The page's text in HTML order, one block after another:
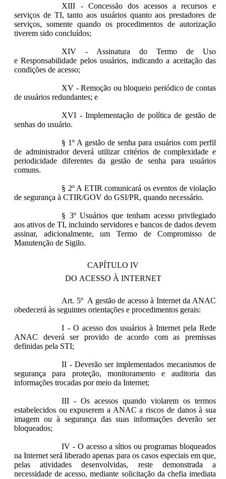
XIII - Concessão dos acessos a recursos e
serviços de TI, tanto aos usuários quanto aos prestadores de
serviços, somente quando os procedimentos de autorização
tiverem sido concluídos;
XIV - Assinatura do Termo de Uso
e Responsabilidade pelos usuários, indicando a aceitação das
condições de acesso;
XV - Remoção ou bloqueio periódico de contas
de usuários redundantes; e
XVI - Implementação de política de gestão de
senhas do usuário.
§ 1º A gestão de senha para usuários com perfil
de administrador deverá utilizar critérios de complexidade e
periodicidade diferentes da gestão de senha para usuários
comuns.
§ 2º A ETIR comunicará os eventos de violação
de segurança à CTIR/GOV do GSI/PR, quando necessário.
§ 3º Usuários que tenham acesso privilegiado
aos ativos de TI, incluindo servidores e bancos de dados devem
assinar, adicionalmente, um Termo de Compromisso de
Manutenção de Sigilo.
CAPÍTULO IV
DO ACESSO À INTERNET
Art. 5º A gestão de acesso à Internet da ANAC
obedecerá às seguintes orientações e procedimentos gerais:
I - O acesso dos usuários à Internet pela Rede
ANAC deverá ser provido de acordo com as premissas
definidas pela STI;
II - Deverão ser implementados mecanismos de
segurança para proteção, monitoramento e auditoria das
informações trocadas por meio da Internet;
III - Os acessos quando violarem os termos
estabelecidos ou expuserem a ANAC a riscos de danos à sua
imagem ou à segurança das suas informações deverão ser
bloqueados;
IV - O acesso a sítios ou programas bloqueados
na Internet será liberado apenas para os casos especiais em que,
pelas atividades desenvolvidas, reste demonstrada a
necessidade de acesso, mediante solicitação da chefia imediata